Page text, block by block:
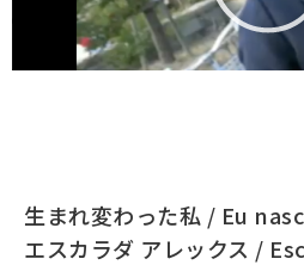
生まれ変わった私 / Eu
エスカラダ アレックス /